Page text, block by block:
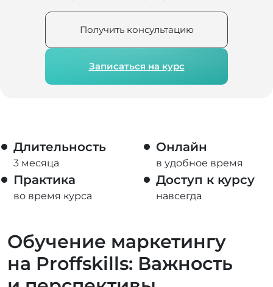
Записаться на курс
Получить консультацию
Длительность
3 месяца
Онлайн
в удобное время
Практика
во время курса
Доступ к курсу
навсегда
Обучение маркетингу
на Proffskills: Важность